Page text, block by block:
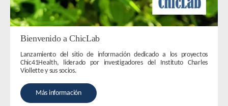
Bienvenido a ChicLab
Lanzamiento del sitio de información dedicado a los proyectos
Chic41Health, liderado por investigadores del Instituto Charles
Viollette y sus socios.
Más información